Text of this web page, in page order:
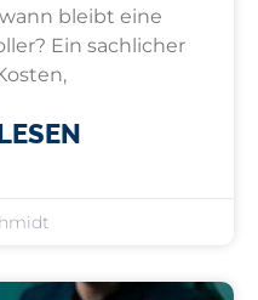
bleibt eine
Ein sachlicher